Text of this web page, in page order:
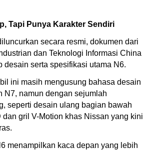
Tapi Punya Karakter Sendiri
secara resmi, dokumen dari
dan Teknologi Informasi China
desain serta spesifikasi utama N6.
ini masih mengusung bahasa desain
N7, namun dengan sejumlah
seperti desain ulang bagian bawah
dan gril V-Motion khas Nissan yang kini
menampilkan kaca depan yang lebih